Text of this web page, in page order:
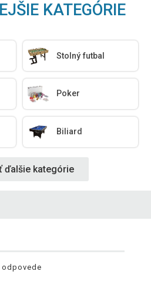
KATEGÓRIE
Stolný futbal
Poker
Biliard
ďalšie kategórie